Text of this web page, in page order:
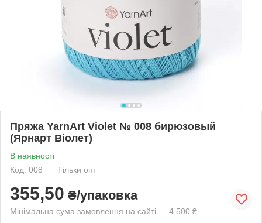
Пряжа YarnArt Violet № 008 бирюзовый
(Ярнарт Віолет)
В наявності
Код: 008
Тільки опт
355,50 ₴/упаковка
Мінімальна сума замовлення на сайті — 4 500 ₴